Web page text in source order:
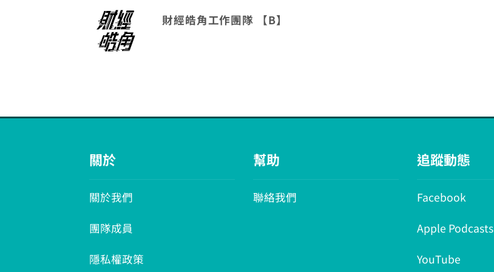
財經皓角工作團隊 【B】
關於
關於我們
團隊成員
隱私權政策
幫助
聯絡我們
追蹤動態
Facebook
Apple Podcasts
YouTube